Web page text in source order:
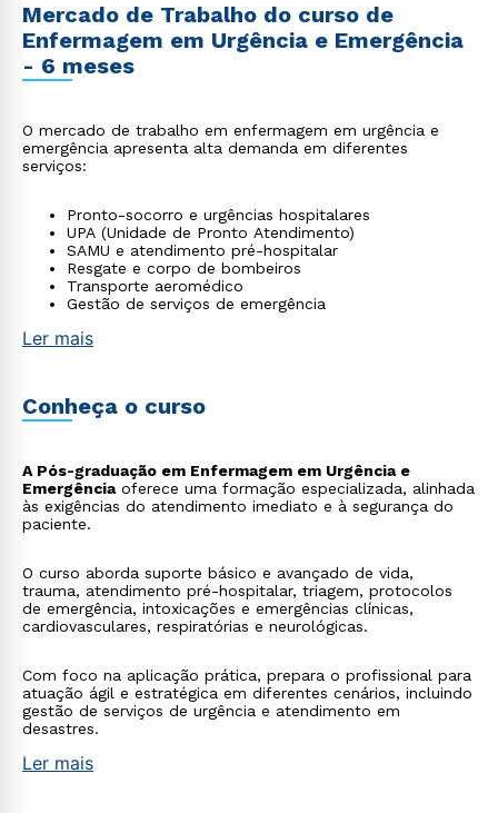
Mercado de Trabalho do curso de
Enfermagem em Urgência e Emergência
- 6 meses
O mercado de trabalho em enfermagem em urgência e
emergência apresenta alta demanda em diferentes
serviços:
Pronto-socorro e urgências hospitalares
UPA (Unidade de Pronto Atendimento)
SAMU e atendimento pré-hospitalar
Resgate e corpo de bombeiros
Transporte aeromédico
Gestão de serviços de emergência
Ler mais
Conheça o curso
A Pós-graduação em Enfermagem em Urgência e
Emergênciaoferece uma formação especializada, alinhada
às exigências do atendimento imediato e à segurança do
paciente.
O curso aborda suporte básico e avançado de vida,
trauma, atendimento pré-hospitalar, triagem, protocolos
de emergência, intoxicações e emergências clínicas,
cardiovasculares, respiratórias e neurológicas.
Com foco na aplicação prática, prepara o profissional para
atuação ágil e estratégica em diferentes cenários, incluindo
gestão de serviços de urgência e atendimento em
desastres.
Ler mais